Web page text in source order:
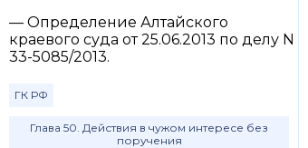
— Определение Алтайского
краевого суда от 25.06.2013 по делу N
33-5085/2013.
ГК РФ
Глава 50. Действия в чужом интересе без
поручения